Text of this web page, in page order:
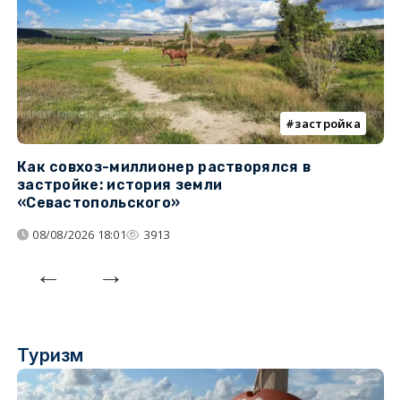
застройка
Как совхоз-миллионер растворялся в
застройке: история земли
«Севастопольского»
08/08/2026 18:01 3913
Туризм